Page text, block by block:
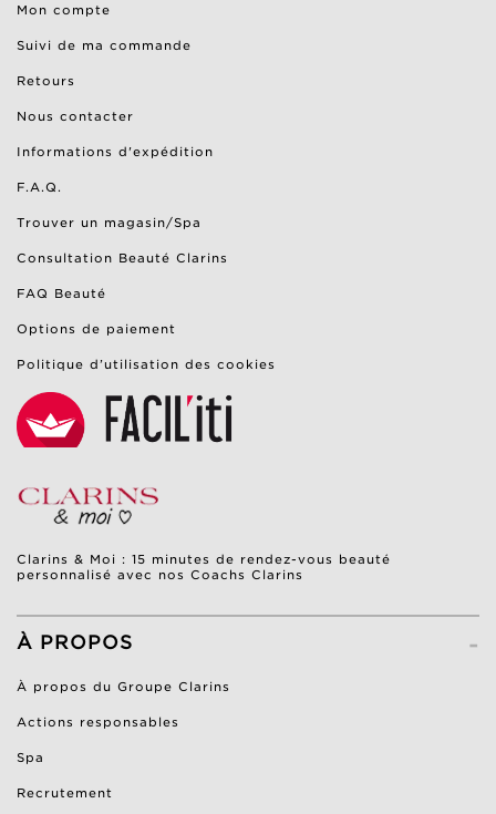
Mon compte
Suivi de ma commande
Retours
Nous contacter
Informations d'expédition
F.A.Q.
Trouver un magasin/Spa
Consultation Beauté Clarins
FAQ Beauté
Options de paiement
Politique d’utilisation des cookies
Clarins & Moi : 15 minutes de rendez-vous beauté
personnalisé avec nos Coachs Clarins
-
À PROPOS
À propos du Groupe Clarins
Actions responsables
Spa
Recrutement